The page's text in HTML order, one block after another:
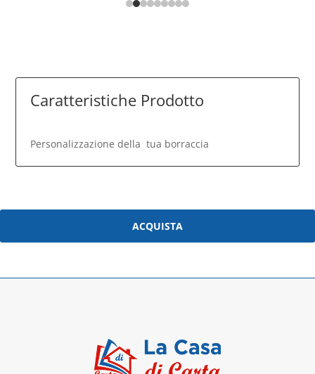
Caratteristiche Prodotto
Personalizzazione della tua borraccia
ACQUISTA